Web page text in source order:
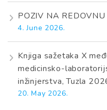
POZIV NA
4. June 2026.
Knjiga sažetaka X
medicinsko-
inžinjerstva, Tuzla
20. May 2026.